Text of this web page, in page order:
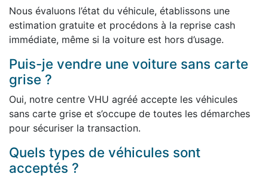
Nous évaluons l’état du véhicule, établissons une
estimation gratuite et procédons à la reprise cash
immédiate, même si la voiture est hors d’usage.
Puis-je vendre une voiture sans carte
grise ?
Oui, notre centre VHU agréé accepte les véhicules
sans carte grise et s’occupe de toutes les démarches
pour sécuriser la transaction.
Quels types de véhicules sont
acceptés ?